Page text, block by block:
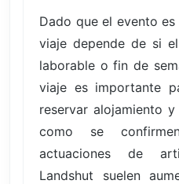
Dado que el evento
viaje depende de si
laborable o fin de
viaje es importante
reservar alojamiento
como se
actuaciones de
Landshut suelen